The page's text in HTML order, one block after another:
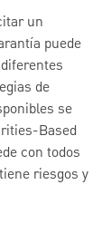
un
puede
de
se
Based
con todos
riesgos y